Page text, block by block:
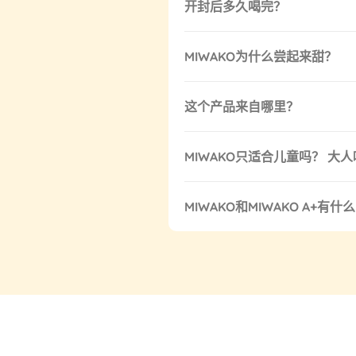
开封后多久喝完？
MIWAKO为什么尝起来甜？
这个产品来自哪里？
MIWAKO只适合儿童吗？ 大人
MIWAKO和MIWAKO A+有什么